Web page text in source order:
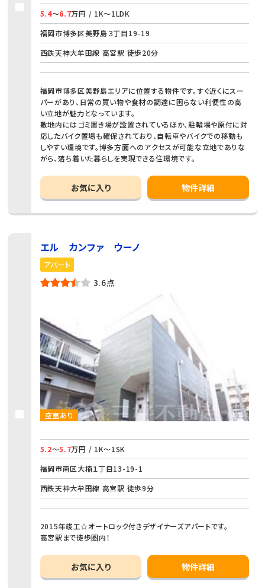
5.4～6.7万円 / 1K～1LDK
福岡市博多区美野島３丁目19-19
西鉄天神大牟田線 高宮駅 徒歩20分
福岡市博多区美野島エリアに位置する物件です。すぐ近くにスー
パーがあり、日常の買い物や食材の調達に困らない利便性の高
い立地が魅力となっています。
敷地内にはゴミ置き場が設置されているほか、駐輪場や原付に対
応したバイク置場も確保されており、自転車やバイクでの移動も
しやすい環境です。博多方面へのアクセスが可能な立地でありな
がら、落ち着いた暮らしを実現できる住環境です。
お気に入り 物件詳細
エル カンファ ウーノ
アパート
3.6点
空室あり
5.2～5.7万円 / 1K～1SK
福岡市南区大楠１丁目13-19-1
西鉄天神大牟田線 高宮駅 徒歩9分
2015年竣工☆オートロック付きデザイナーズアパートです。
高宮駅まで徒歩圏内！
お気に入り 物件詳細